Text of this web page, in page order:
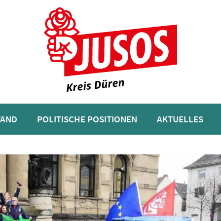
POLITISCHE POSITIONEN AKTUELLES